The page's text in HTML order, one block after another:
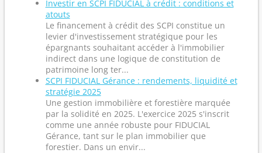
Investir en SCPI FIDUCIAL à crédit : conditions et
atouts
Le financement à crédit des SCPI constitue un
levier d'investissement stratégique pour les
épargnants souhaitant accéder à l'immobilier
indirect dans une logique de constitution de
patrimoine long ter...
SCPI FIDUCIAL Gérance : rendements, liquidité et
stratégie 2025
Une gestion immobilière et forestière marquée
par la solidité en 2025. L'exercice 2025 s'inscrit
comme une année robuste pour FIDUCIAL
Gérance, tant sur le plan immobilier que
forestier. Dans un envir...